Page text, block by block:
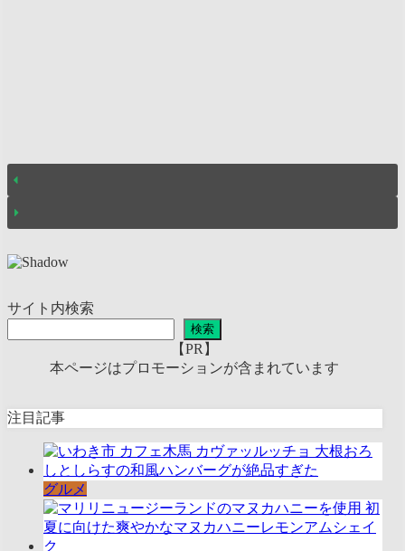
サイト内検索
検索
【PR】
本ページはプロモーションが含まれています
注目記事
グルメ